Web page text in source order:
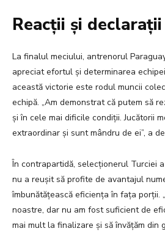
Reacții și
La finalul meciului, antrenorul
apreciat efortul și determinarea
această victorie este rodul muncii
echipă. „Am demonstrat că putem să
și în cele mai dificile condiții. Jucătorii
extraordinar și sunt mândru de ei”, a
În contrapartidă, selecționerul Turciei
nu a reușit să profite de avantajul
îmbunătățească eficiența în fața porții.
noastre, dar nu am fost suficient de
mai mult la finalizare și să învățăm din